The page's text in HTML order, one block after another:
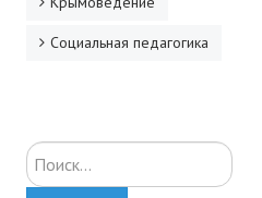
Социальная педагогика
Искать...